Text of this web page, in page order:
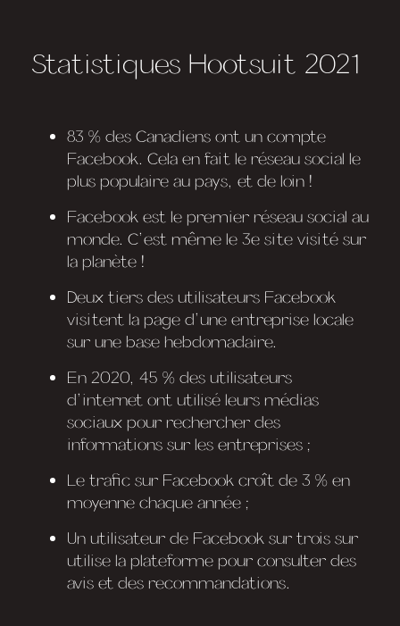
Statistiques Hootsuit 2021
83 % des Canadiens ont un compte
Facebook. Cela en fait le réseau social le
plus populaire au pays, et de loin !
Facebook est le premier réseau social au
monde. C’est même le 3e site visité sur
la planète !
Deux tiers des utilisateurs Facebook
visitent la page d’une entreprise locale
sur une base hebdomadaire.
En 2020, 45 % des utilisateurs
d’internet ont utilisé leurs médias
sociaux pour rechercher des
informations sur les entreprises ;
Le trafic sur Facebook croît de 3 % en
moyenne chaque année ;
Un utilisateur de Facebook sur trois sur
utilise la plateforme pour consulter des
avis et des recommandations.